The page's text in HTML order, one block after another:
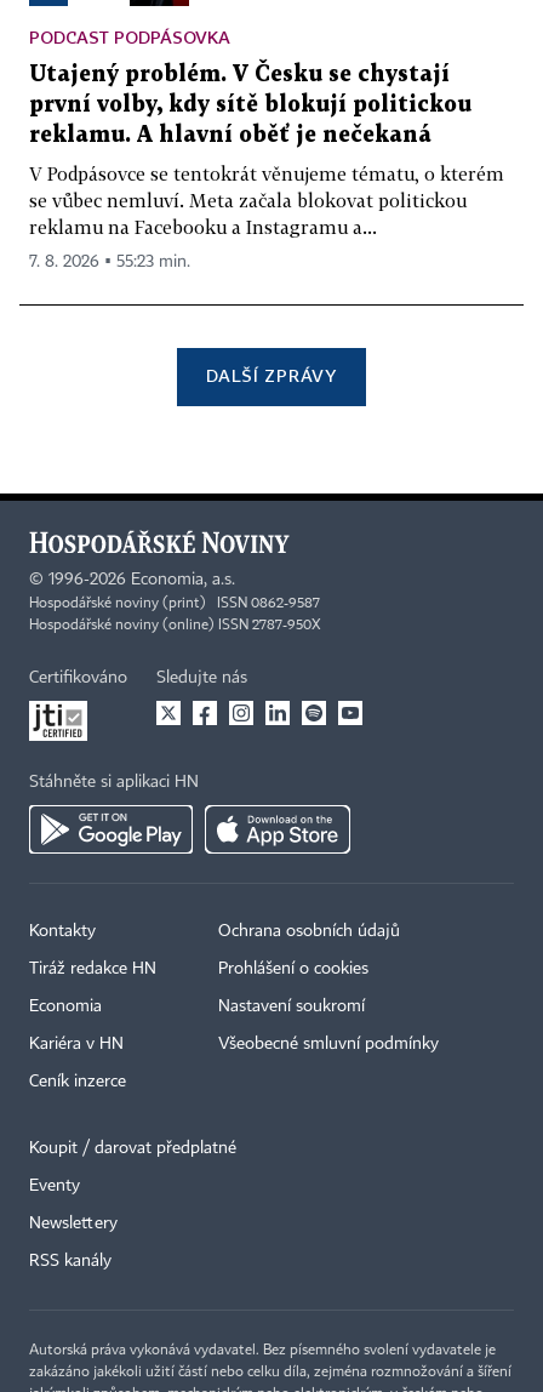
PODCAST PODPÁSOVKA
Utajený problém. V Česku se chystají
první volby, kdy sítě blokují politickou
reklamu. A hlavní oběť je nečekaná
V Podpásovce se tentokrát věnujeme tématu, o kterém
se vůbec nemluví. Meta začala blokovat politickou
reklamu na Facebooku a Instagramu a...
7. 8. 2026 ▪ 55:23 min.
DALŠÍ ZPRÁVY
© 1996-2026 Economia, a.s.
Hospodářské noviny (print) ISSN 0862-9587
Hospodářské noviny (online) ISSN 2787-950X
Certifikováno Sledujte nás
Stáhněte si aplikaci HN
Kontakty
Tiráž redakce HN
Economia
Kariéra v HN
Ceník inzerce
Ochrana osobních údajů
Prohlášení o cookies
Nastavení soukromí
Všeobecné smluvní podmínky
Koupit / darovat předplatné
Eventy
Newslettery
RSS kanály
Autorská práva vykonává vydavatel. Bez písemného svolení vydavatele je
zakázáno jakékoli užití částí nebo celku díla, zejména rozmnožování a šíření